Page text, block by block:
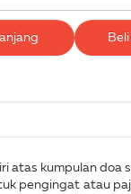
atas kumpulan doa
pengingat atau